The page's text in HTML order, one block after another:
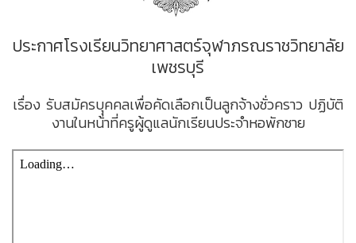
ประกาศโรงเรียนวิทยาศาสตร์จุฬาภรณราชวิทยาลัย
เพชรบุรี
เรื่อง รับสมัครบุุคคลเพื่อคัดเลือกเป็นลูกจ้างชั่วคราว ปฏิบัติ
งานในหน้าที่ครูผู้ดูแลนักเรียนประจำหอพักชาย